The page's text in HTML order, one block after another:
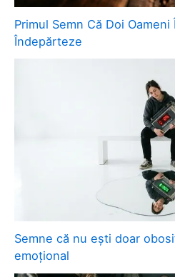
Primul Semn Că Doi Oameni
Îndepărteze
Semne că nu ești doar
emoțional